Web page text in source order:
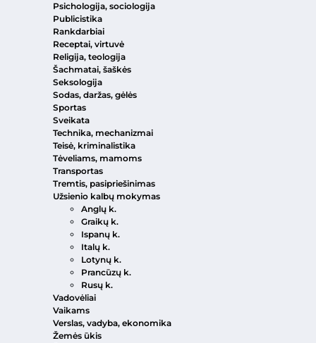
Psichologija, sociologija
Publicistika
Rankdarbiai
Receptai, virtuvė
Religija, teologija
Šachmatai, šaškės
Seksologija
Sodas, daržas, gėlės
Sportas
Sveikata
Technika, mechanizmai
Teisė, kriminalistika
Tėveliams, mamoms
Transportas
Tremtis, pasipriešinimas
Užsienio kalbų mokymas
Anglų k.
Graikų k.
Ispanų k.
Italų k.
Lotynų k.
Prancūzų k.
Rusų k.
Vadovėliai
Vaikams
Verslas, vadyba, ekonomika
Žemės ūkis